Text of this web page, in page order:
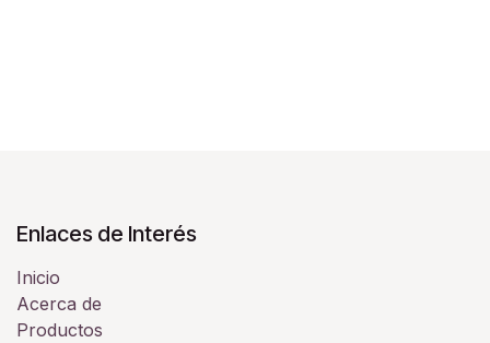
Enlaces de Interés
Inicio
Acerca de
Productos